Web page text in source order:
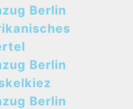
Berlin
Berlin
Berlin